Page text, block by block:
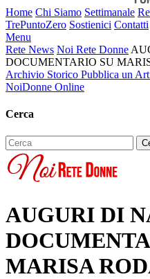
Home Chi Siamo Settimanale
TrePuntoZero Sostienici Contatti
Menu
Rete News Noi Rete Donne
DOCUMENTARIO SU
Archivio Storico Pubblica un
NoiDonne Online
Cerca
AUGURI DI
MARISA